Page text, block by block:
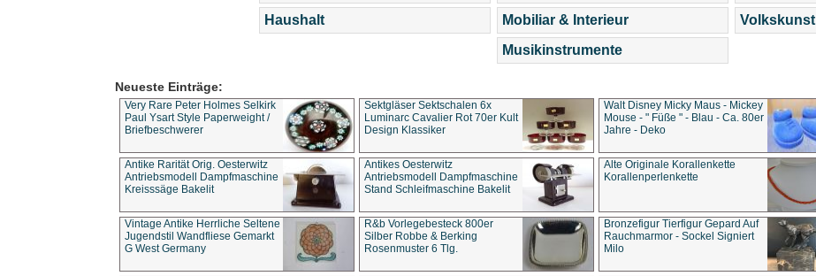
Haushalt
Mobiliar & Interieur
Musikinstrumente
Volkskunst
Neueste Einträge:
Very Rare Peter Holmes Selkirk
Paul Ysart Style Paperweight /
Briefbeschwerer
Sektgläser Sektschalen 6x
Luminarc Cavalier Rot 70er Kult
Design Klassiker
Walt Disney Micky Maus - Mickey
Mouse - " Füße " - Blau - Ca. 80er
Jahre - Deko
Antike Rarität Orig. Oesterwitz
Antriebsmodell Dampfmaschine
Kreisssäge Bakelit
Antikes Oesterwitz
Antriebsmodell Dampfmaschine
Stand Schleifmaschine Bakelit
Alte Originale Korallenkette
Korallenperlenkette
Vintage Antike Herrliche Seltene
Jugendstil Wandfliese Gemarkt
G West Germany
R&b Vorlegebesteck 800er
Silber Robbe & Berking
Rosenmuster 6 Tlg.
Bronzefigur Tierfigur Gepard Auf
Rauchmarmor - Sockel Signiert
Milo